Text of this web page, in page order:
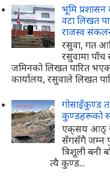
भूमि प्रशासन
वटा लिखत
राजस्व
रसुवा, गत
रसुवामा
जमिनको लिखत पारित
कार्यालय, रसुवाले लिखत
गोसाइँकुण्ड
कुण्डहरूको
एक्‌सय आठ्
सँगसँगै जम्न
त्रिशूली
त्यै कुण्ड...